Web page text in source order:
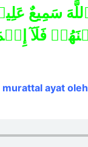
سَمِيعٌ
فَلَآ
ayat